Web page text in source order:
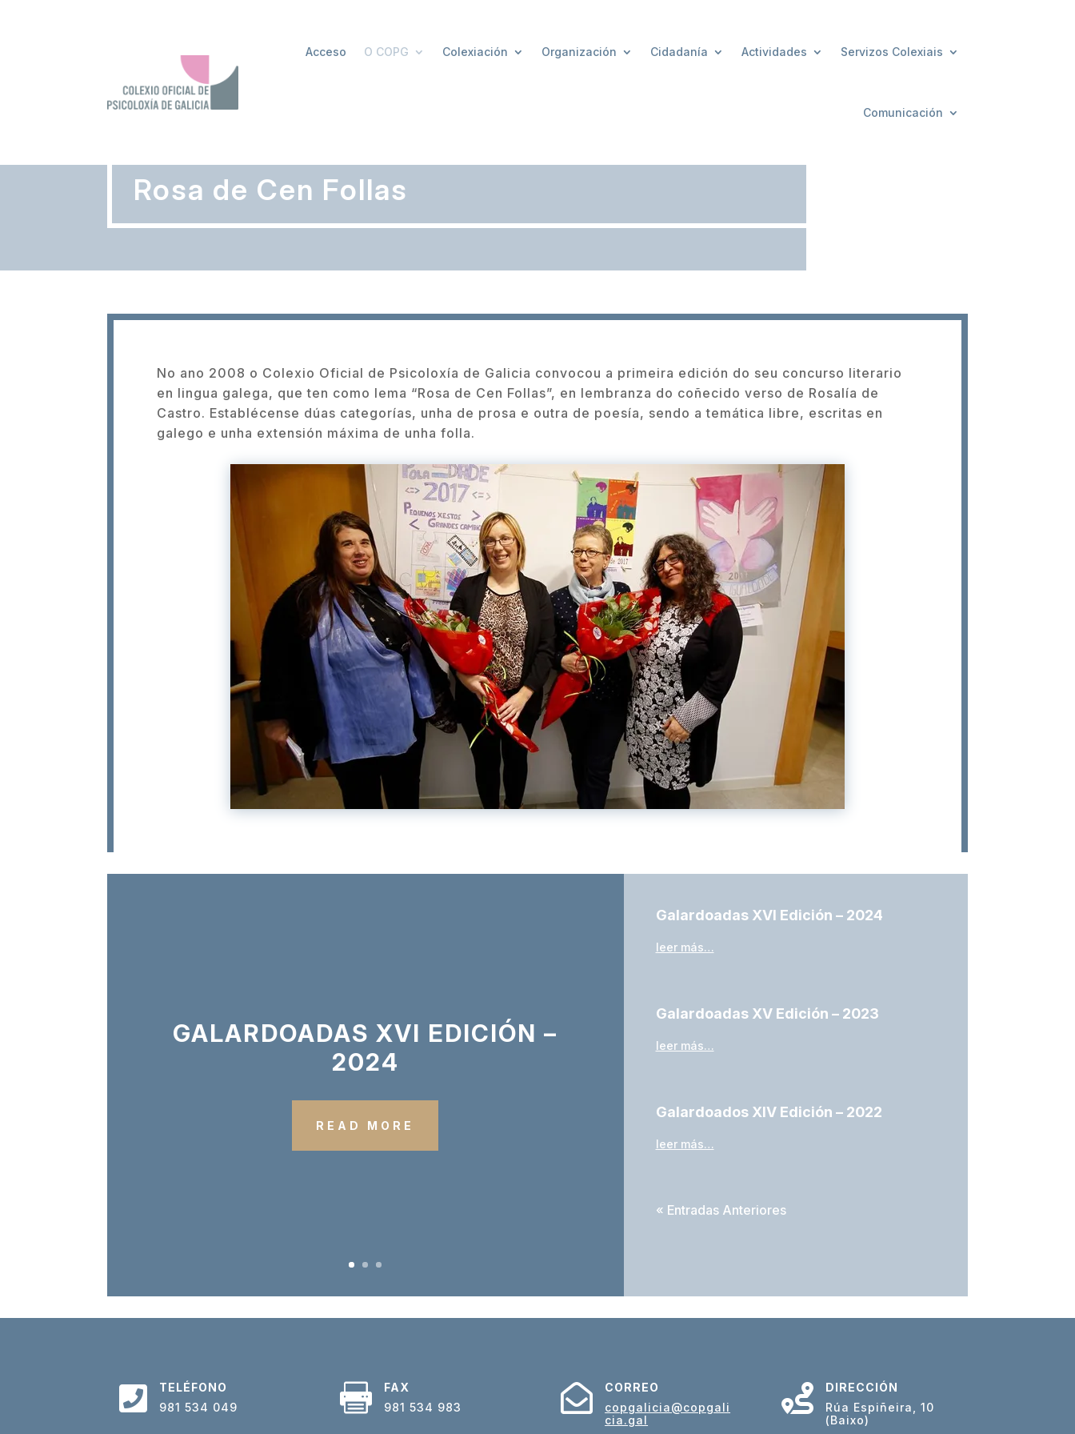
Acceso O COPG Colexiación Organización Cidadanía Actividades Servizos Colexiais
Comunicación
Rosa de Cen Follas
No ano 2008 o Colexio Oficial de Psicoloxía de Galicia convocou a primeira edición do seu concurso literario
en lingua galega, que ten como lema “Rosa de Cen Follas”, en lembranza do coñecido verso de Rosalía de
Castro. Establécense dúas categorías, unha de prosa e outra de poesía, sendo a temática libre, escritas en
galego e unha extensión máxima de unha folla.
GALARDOADAS XVI EDICIÓN –
2024
READ MORE
Galardoadas XVI Edición – 2024
leer más…
Galardoadas XV Edición – 2023
leer más…
Galardoados XIV Edición – 2022
leer más…
« Entradas Anteriores

TELÉFONO
981 534 049

FAX
981 534 983

CORREO
copgalicia@copgali
cia.gal

DIRECCIÓN
Rúa Espiñeira, 10
(Baixo)